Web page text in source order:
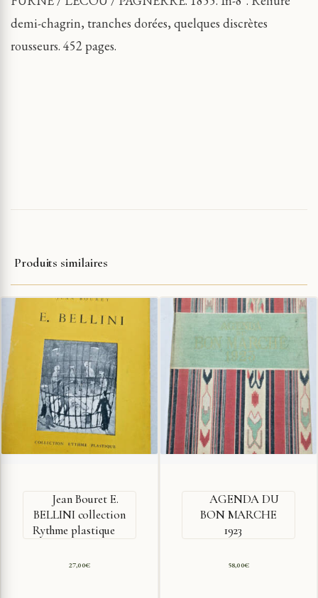
demi-chagrin, tranches dorées, quelques discrètes
rousseurs. 452 pages.
Produits similaires
Jean Bouret E.
BELLINI collection
Rythme plastique
27,00€
AGENDA DU
BON MARCHE
1923
58,00€